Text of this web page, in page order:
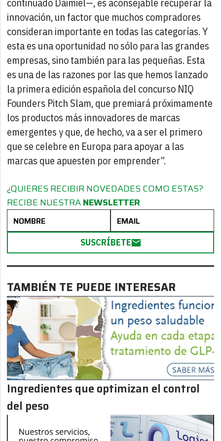
continuado Daimiel—, es aconsejable recuperar la
innovación, un factor que muchos compradores
consideran importante en todas las categorías. Y
esta es una oportunidad no sólo para las grandes
empresas, sino también para las pequeñas. Esta
es una de las razones por las que hemos lanzado
la primera edición española del concurso NIQ
Founders Pitch Slam, que premiará próximamente
los productos más innovadores de marcas
emergentes y que, de hecho, va a ser el primero
que se celebre en Europa para apoyar a las
marcas que apuesten por emprender”.
¿QUIERES RECIBIR NOVEDADES COMO ESTAS?
RECIBE NUESTRANEWSLETTER
SUSCRÍBETE
TAMBIÉN TE PUEDE INTERESAR
Ingredientes que optimizan el control
del peso